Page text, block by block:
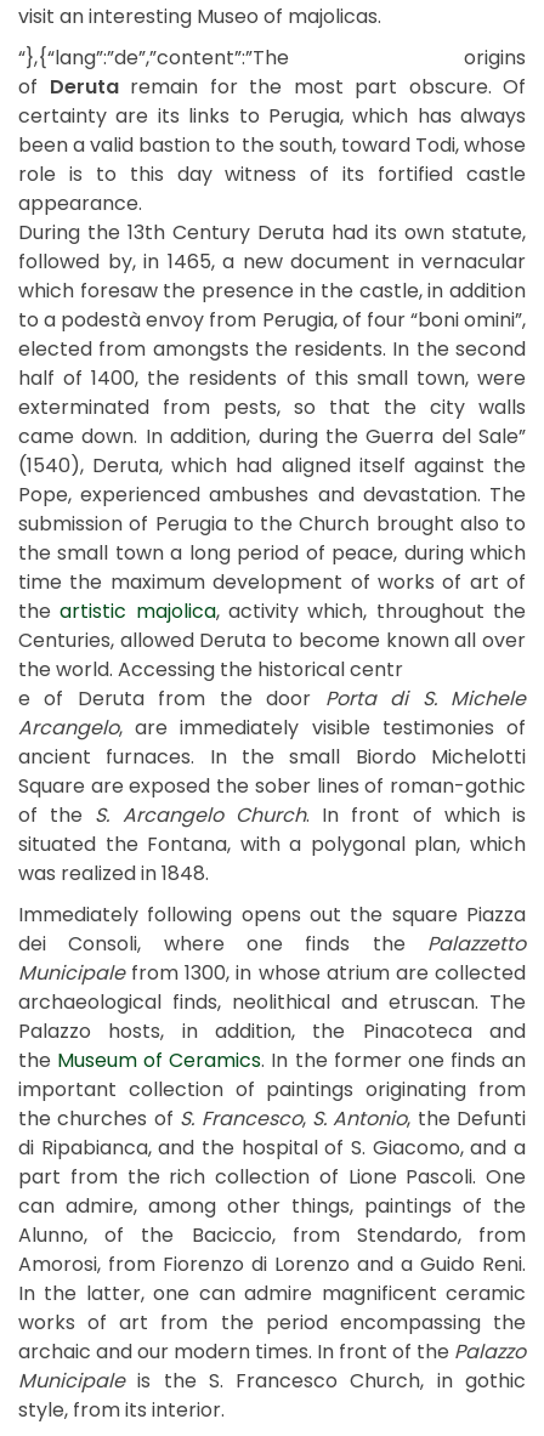
visit an interesting Museo of majolicas.
“},{“lang”:”de”,”content”:”The origins
of Deruta remain for the most part obscure. Of
certainty are its links to Perugia, which has always
been a valid bastion to the south, toward Todi, whose
role is to this day witness of its fortified castle
appearance.
During the 13th Century Deruta had its own statute,
followed by, in 1465, a new document in vernacular
which foresaw the presence in the castle, in addition
to a podestà envoy from Perugia, of four “boni omini”,
elected from amongsts the residents. In the second
half of 1400, the residents of this small town, were
exterminated from pests, so that the city walls
came down. In addition, during the Guerra del Sale”
(1540), Deruta, which had aligned itself against the
Pope, experienced ambushes and devastation. The
submission of Perugia to the Church brought also to
the small town a long period of peace, during which
time the maximum development of works of art of
theartistic majolica, activity which, throughout the
Centuries, allowed Deruta to become known all over
the world. Accessing the historical centr
e of Deruta from the door Porta di S. Michele
Arcangelo, are immediately visible testimonies of
ancient furnaces. In the small Biordo Michelotti
Square are exposed the sober lines of roman-gothic
of the S. Arcangelo Church. In front of which is
situated the Fontana, with a polygonal plan, which
was realized in 1848.
Immediately following opens out the square Piazza
dei Consoli, where one finds the Palazzetto
Municipalefrom 1300, in whose atrium are collected
archaeological finds, neolithical and etruscan. The
Palazzo hosts, in addition, the Pinacoteca and
the Museum of Ceramics. In the former one finds an
important collection of paintings originating from
the churches of S. Francesco, S. Antonio, the Defunti
di Ripabianca, and the hospital of S. Giacomo, and a
part from the rich collection of Lione Pascoli. One
can admire, among other things, paintings of the
Alunno, of the Baciccio, from Stendardo, from
Amorosi, from Fiorenzo di Lorenzo and a Guido Reni.
In the latter, one can admire magnificent ceramic
works of art from the period encompassing the
archaic and our modern times. In front of the Palazzo
Municipaleis the S. Francesco Church, in gothic
style, from its interior.